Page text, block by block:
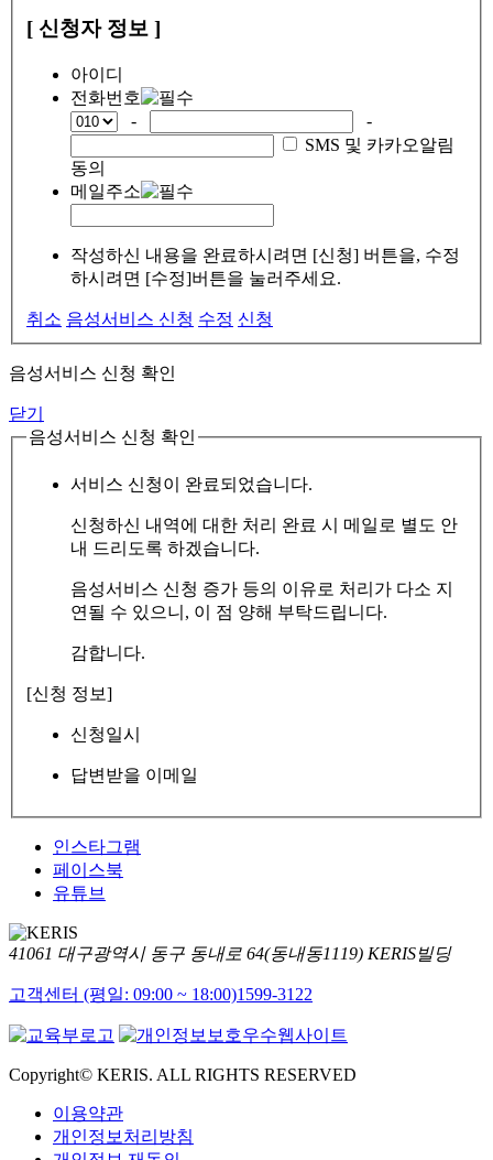
[ 신청자 정보 ]
아이디
전화번호
-
-
SMS 및 카카오알림
동의
메일주소
작성하신 내용을 완료하시려면 [신청] 버튼을, 수정
하시려면 [수정]버튼을 눌러주세요.
취소 음성서비스 신청 수정 신청
음성서비스 신청 확인
닫기
음성서비스 신청 확인
서비스 신청이 완료되었습니다.
신청하신 내역에 대한 처리 완료 시 메일로 별도 안
내 드리도록 하겠습니다.
음성서비스 신청 증가 등의 이유로 처리가 다소 지
연될 수 있으니, 이 점 양해 부탁드립니다.
감합니다.
[신청 정보]
신청일시
답변받을 이메일
인스타그램
페이스북
유튜브
41061 대구광역시 동구 동내로 64(동내동1119) KERIS빌딩
고객센터 (평일: 09:00 ~ 18:00)1599-3122
Copyright© KERIS. ALL RIGHTS RESERVED
이용약관
개인정보처리방침